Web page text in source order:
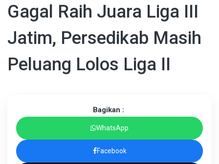
Gagal Raih Juara Liga III
Jatim, Persedikab Masih
Peluang Lolos Liga II
Bagikan :
WhatsApp
Facebook